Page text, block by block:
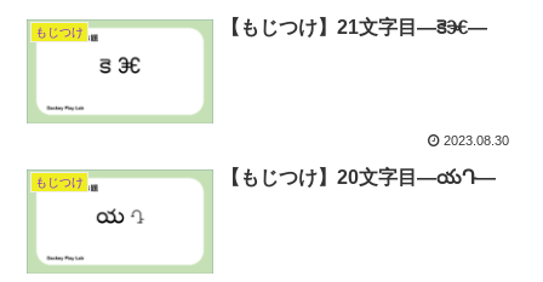
もじつけ 【もじつけ】21文字目―కెⰧ―
2023.08.30
もじつけ 【もじつけ】20文字目―యԴ―